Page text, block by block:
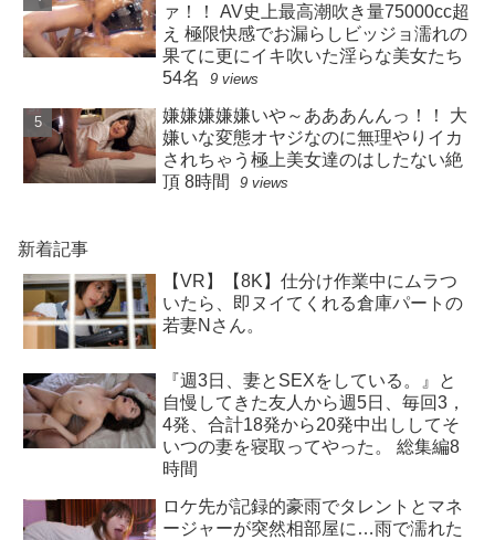
ァ！！ AV史上最高潮吹き量75000cc超
え 極限快感でお漏らしビッジョ濡れの
果てに更にイキ吹いた淫らな美女たち
54名
9 views
嫌嫌嫌嫌嫌いや～あああんんっ！！ 大
嫌いな変態オヤジなのに無理やりイカ
されちゃう極上美女達のはしたない絶
頂 8時間
9 views
新着記事
【VR】【8K】仕分け作業中にムラつ
いたら、即ヌイてくれる倉庫パートの
若妻Nさん。
『週3日、妻とSEXをしている。』と
自慢してきた友人から週5日、毎回3，
4発、合計18発から20発中出ししてそ
いつの妻を寝取ってやった。 総集編8
時間
ロケ先が記録的豪雨でタレントとマネ
ージャーが突然相部屋に…雨で濡れた